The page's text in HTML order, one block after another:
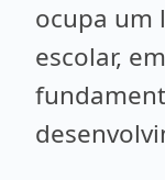
ocupa um
escolar,